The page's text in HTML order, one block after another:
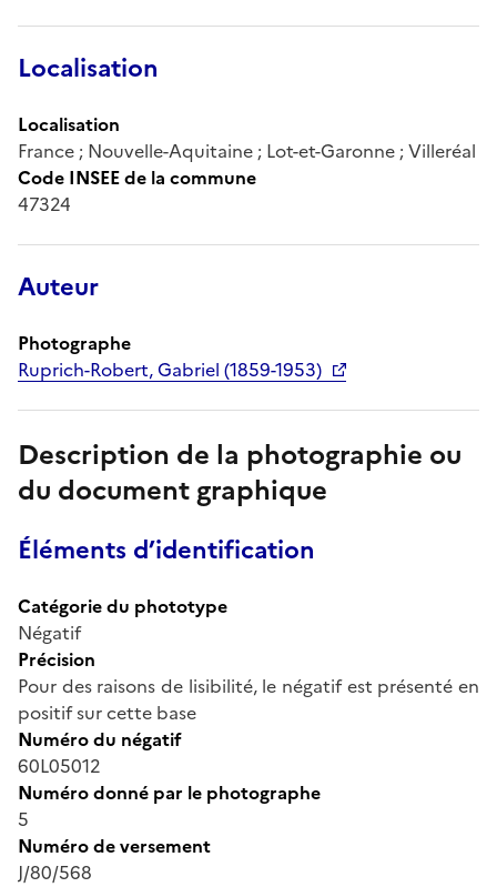
Localisation
Localisation
France ; Nouvelle-Aquitaine ; Lot-et-Garonne ; Villeréal
Code INSEE de la commune
47324
Auteur
Photographe
Ruprich-Robert, Gabriel (1859-1953)
Description de la photographie ou
du document graphique
Éléments d’identification
Catégorie du phototype
Négatif
Précision
Pour des raisons de lisibilité, le négatif est présenté en
positif sur cette base
Numéro du négatif
60L05012
Numéro donné par le photographe
5
Numéro de versement
J/80/568